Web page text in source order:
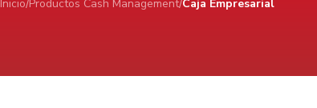
Inicio Productos Cash Management Caja Empresarial